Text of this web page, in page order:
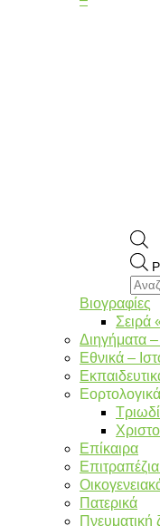
Βιογραφίες
Σειρά
Διηγήματα –
Εθνικά –
Εορτολογικά
Επίκαιρα
Πατερικά
Πνευματική